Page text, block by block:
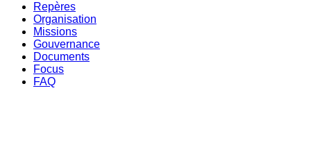
Repères
Organisation
Missions
Gouvernance
Documents
Focus
FAQ